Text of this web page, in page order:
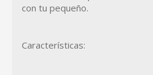
con tu pequeño.
Características: